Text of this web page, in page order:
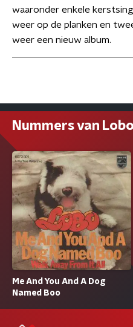
waaronder enkele
weer op de planken en
weer een nieuw album.
Nummers van Lobo
Me And You And A Dog
Named Boo